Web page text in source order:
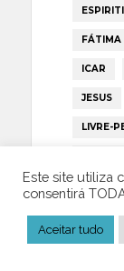
FÁTIMA
ICAR
JESUS
LIVRE-
PAPA
TRUMP
Este site utiliza
consentirá
Aceitar tudo